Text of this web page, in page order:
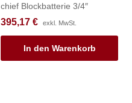
chief Blockbatterie 3/4″
395,17 € exkl. MwSt.
In den Warenkorb